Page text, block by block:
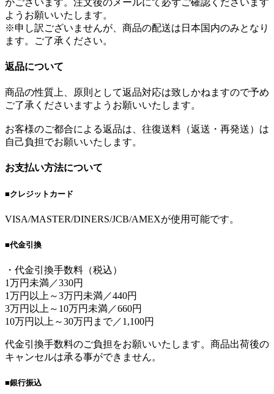
ようお願いいたします。
※申し訳ございませんが、商品の配送は日本国内のみとなり
ます。ご了承ください。
返品について
商品の性質上、原則として返品対応は致しかねますので予め
ご了承くださいますようお願いいたします。
お客様のご都合による返品は、往復送料（返送・再発送）は
自己負担でお願いいたします。
お支払い方法について
■クレジットカード
VISA/MASTER/DINERS/JCB/AMEXが使用可能です。
■代金引換
・代金引換手数料（税込）
1万円未満／330円
1万円以上～3万円未満／440円
3万円以上～10万円未満／660円
10万円以上～30万円まで／1,100円
代金引換手数料のご負担をお願いいたします。商品出荷後の
キャンセルは承る事ができません。
■銀行振込